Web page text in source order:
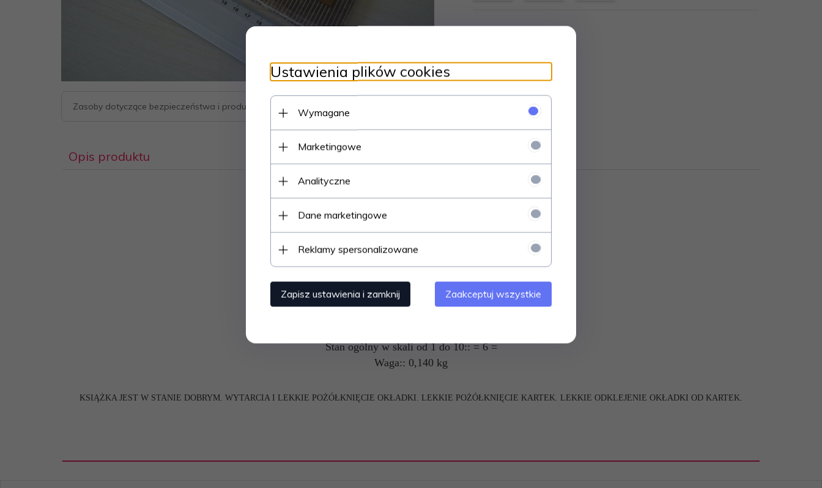
Zasoby dotyczące bezpieczeństwa i produktów
Opis produktu
Autor:: Stanisław Pagaczewski
Wydawnictwo:: Sport i Turystyka
Rok wydania:: 1953
Ilość stron:: 64
Okładka:: miękka
Język:: polski
Stan ogólny w skali od 1 do 10:: = 6 =
Waga:: 0,140 kg
KSIĄŻKA JEST W STANIE DOBRYM. WYTARCIA I LEKKIE POŻÓŁKNIĘCIE OKŁADKI. LEKKIE POŻÓŁKNIĘCIE KARTEK. LEKKIE ODKLEJENIE OKŁADKI OD KARTEK.
Ustawienia plików cookies
Wymagane
Marketingowe
Analityczne
Dane marketingowe
Reklamy spersonalizowane
Zapisz ustawienia i zamknij Zaakceptuj wszystkie